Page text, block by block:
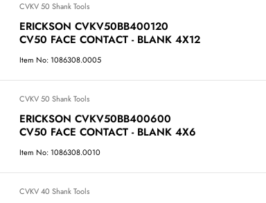
CVKV 50 Shank Tools
ERICKSON CVKV50BB400120
CV50 FACE CONTACT - BLANK 4X12
Item No: 1086308.0005
CVKV 50 Shank Tools
ERICKSON CVKV50BB400600
CV50 FACE CONTACT - BLANK 4X6
Item No: 1086308.0010
CVKV 40 Shank Tools